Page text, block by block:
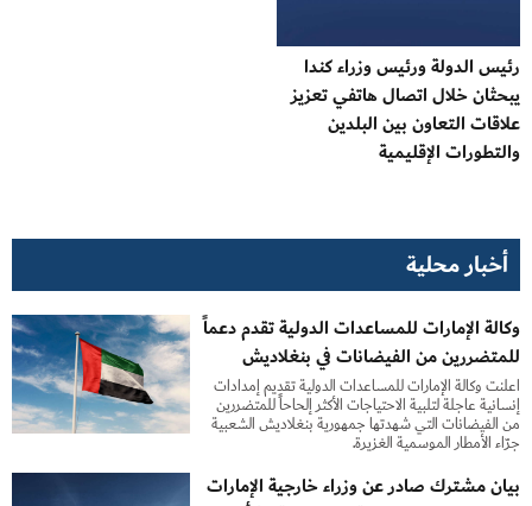
رئيس الدولة ورئيس وزراء كندا
يبحثان خلال اتصال هاتفي تعزيز
علاقات التعاون بين البلدين
والتطورات الإقليمية
أخبار محلية
وكالة الإمارات للمساعدات الدولية تقدم دعماً
للمتضررين من الفيضانات في بنغلاديش
أعلنت وكالة الإمارات للمساعدات الدولية تقديم إمدادات
إنسانية عاجلة لتلبية الاحتياجات الأكثر إلحاحاً للمتضررين
من الفيضانات التي شهدتها جمهورية بنغلاديش الشعبية
جرّاء الأمطار الموسمية الغزيرة.
بيان مشترك صادر عن وزراء خارجية الإمارات